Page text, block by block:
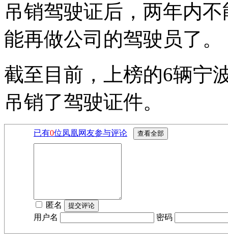
吊销驾驶证后，两年内
能再做公司的驾驶员了。
截至目前，上榜的6辆宁
吊销了驾驶证件。
已有0位凤凰网友参与评论
匿名
用户名
密码